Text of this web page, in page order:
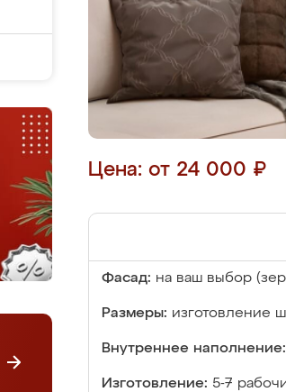
Цена: от 24 000 ₽
Фасад: на ваш выбор
Размеры: изготовление
Внутреннее наполнение:
Изготовление: 5-7